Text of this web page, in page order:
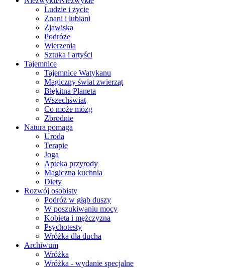
Ludzie i życie
Znani i lubiani
Zjawiska
Podróże
Wierzenia
Sztuka i artyści
Tajemnice
Tajemnice Watykanu
Magiczny świat zwierząt
Błękitna Planeta
Wszechświat
Co może mózg
Zbrodnie
Natura pomaga
Uroda
Terapie
Joga
Apteka przyrody
Magiczna kuchnia
Diety
Rozwój osobisty
Podróż w głąb duszy
W poszukiwaniu mocy
Kobieta i mężczyzna
Psychotesty
Wróżka dla ducha
Archiwum
Wróżka
Wróżka - wydanie specjalne